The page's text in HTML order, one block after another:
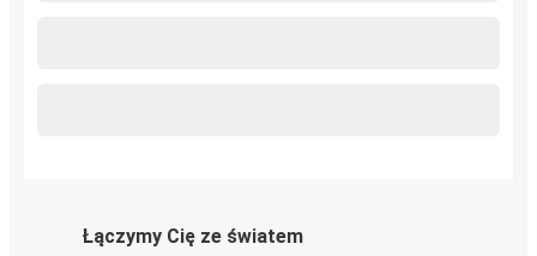
Łączymy Cię ze światem